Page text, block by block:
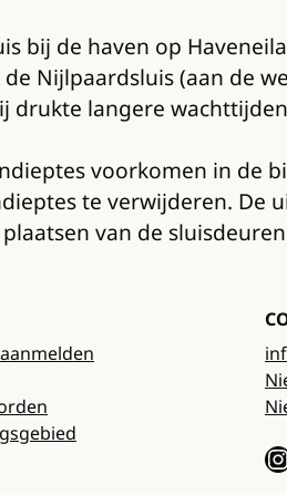
bij de haven op
Nijlpaardsluis (aan de
langere
voorkomen in de
te verwijderen. De
van de
Instagram